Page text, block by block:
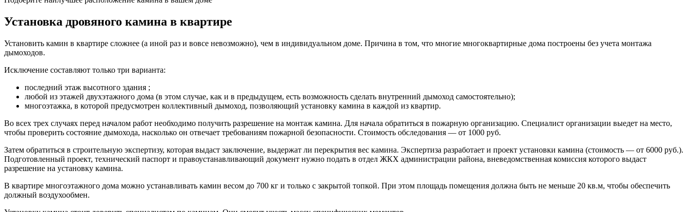
Установка дровяного камина в квартире
Установить камин в квартире сложнее (а иной раз и вовсе невозможно), чем в индивидуальном доме. Причина в том, что многие многоквартирные дома построены без учета монтажа
дымоходов.
Исключение составляют только три варианта:
последний этаж высотного здания ;
любой из этажей двухэтажного дома (в этом случае, как и в предыдущем, есть возможность сделать внутренний дымоход самостоятельно);
многоэтажка, в которой предусмотрен коллективный дымоход, позволяющий установку камина в каждой из квартир.
Во всех трех случаях перед началом работ необходимо получить разрешение на монтаж камина. Для начала обратиться в пожарную организацию. Специалист организации выедет на место,
чтобы проверить состояние дымохода, насколько он отвечает требованиям пожарной безопасности. Стоимость обследования — от 1000 руб.
Затем обратиться в строительную экспертизу, которая выдаст заключение, выдержат ли перекрытия вес камина. Экспертиза разработает и проект установки камина (стоимость — от 6000 руб.).
Подготовленный проект, технический паспорт и правоустанавливающий документ нужно подать в отдел ЖКХ администрации района, вневедомственная комиссия которого выдаст
разрешение на установку камина.
В квартире многоэтажного дома можно устанавливать камин весом до 700 кг и только с закрытой топкой. При этом площадь помещения должна быть не меньше 20 кв.м, чтобы обеспечить
должный воздухообмен.